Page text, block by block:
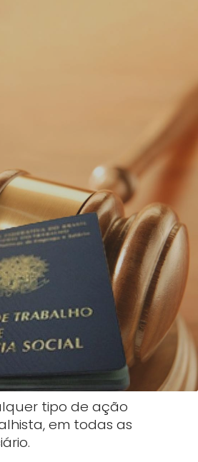
tipo de ação
em todas as